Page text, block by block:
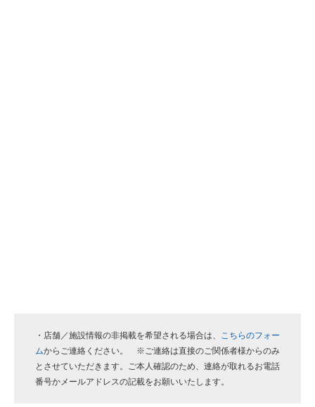
・店舗／施設情報の非掲載を希望される場合は、 こちらのフォー
ムからご連絡ください。 ※ご連絡は直接のご関係者様からのみ
とさせていただきます。ご本人確認のため、連絡が取れるお電話
番号かメールアドレスの記載をお願いいたします。